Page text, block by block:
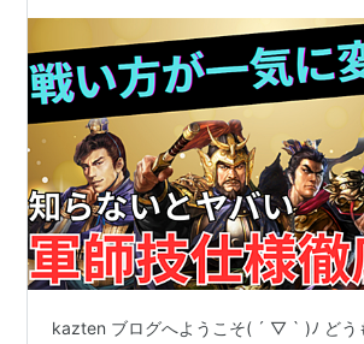
kazten ブログへようこそ( ´ ▽ ` )ﾉ どう